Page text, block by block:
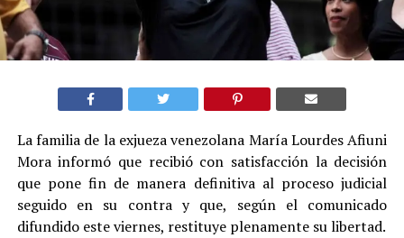
La familia de la exjueza venezolana María Lourdes Afiuni
Mora informó que recibió con satisfacción la decisión
que pone fin de manera definitiva al proceso judicial
seguido en su contra y que, según el comunicado
difundido este viernes, restituye plenamente su libertad.